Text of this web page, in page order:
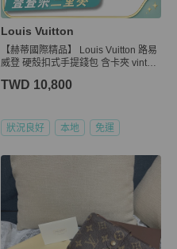
Louis Vuitton
【赫蒂國際精品】 Louis Vuitton 路易
威登 硬殼扣式手提錢包 含卡夾 vintag
TWD 10,800
狀況良好 本地 免運